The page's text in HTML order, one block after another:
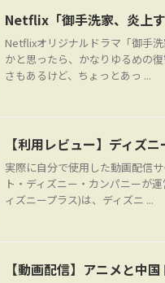
Netflix「御手洗家、炎上
Netflixオリジナルドラマ「御手
かと思ったら、かなりゆるめの
さもあるけど、ちょっとあっ ...
【利用レビュー】ディズ
実際に自分で使用した動画配信
ト・ディズニー・カンパニーが
ィズニープラス)は、ディズニ ...
【動画配信】アニメと中